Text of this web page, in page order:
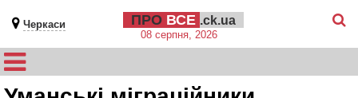
Черкаси ПРО ВСЕ .ck.ua
08 серпня, 2026